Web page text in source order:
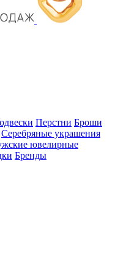
Перстни Броши
Серебряные украшения
ювелирные
Бренды